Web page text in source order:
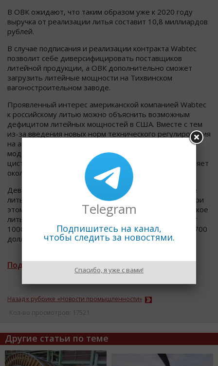
В ОВК ожидают, что таким образом уже к 2020 году
выручка от реализации литья составит 10,8 миллиардов
рублей.
В случае подписания и реализации контракта Wabtec
позволит себе диверсифицировать поставщиков
литейной продукции, а ОВК дополнительно сможет
загрузить литейные мощности на Тихвинском
вагоностроительном заводе.
Проявленный интерес американской компанией Wabtec
к российскому литью можно объяснить возможным
дефицитом литейных мощностей в США. Вместе с тем
из-за введения новых норм технического регулирования
на американском рынке, компании должны
модернизировать около 150 000 железнодорожных
цистерн в течение ближайших 2–5 лет, а это составляет
около 70% всего их количества в США.
Девальвация российской валюты сделала российское
литье конкурентоспособным, даже если учитывать при
этом все транспортные расходы, например за китайское
литье(рама или балка) на американском рынке просят
1000 долларов за деталь , а российское продают по 700
долларов.
Подписаться на рассылку новостей
Назад к рубрике «Новости промышленности»
Кол-во просмотров: 17521
Другие статьи по теме
Telegram
Подпишитесь на канал,
чтобы следить за новостями.
Спасибо, я уже с вами!